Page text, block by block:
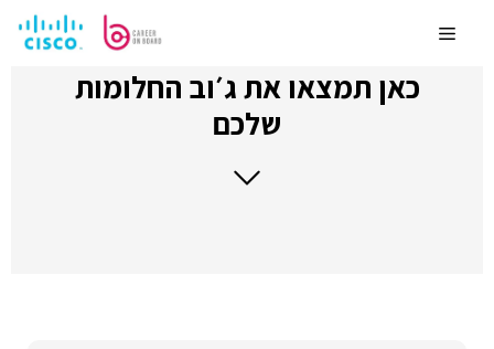
לתוכןMenu
כאן תמצאו את ג׳וב החלומות
שלכם